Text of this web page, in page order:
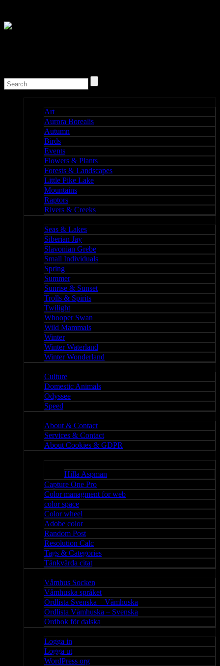
Art
Aurora Borealis
Autumn
Birds
Events
Flowers & Plants
Forests & Landscapes
Little Pike Lake
Mountains
Raptors
Rivers & Creeks
Seas & Lakes
Siberian Jay
Slavonian Grebe
Small Individuals
Spring
Summer
Sunrise & Sunset
Trolls & Spirits
Twilight
Whooper Swan
Wild Mammals
Winter
Winter Waterland
Winter Wonderland
Culture
Domestic Animals
Odyssee
Speed
About & Contact
Services & Contact
About Cookies & GDPR
Hilla Aspman
Capture One Pro
Color managment for web
color space
Color wheel
Adobe color
Random Post
Resolution Calc
Tags & Categories
Tänkvärda citat
Våmhus Socken
Våmhuska språket
Ordlista Svenska – Våmhuska
Ordlista Våmhuska – Svenska
Ordbok för dalska
Logga in
Logga ut
WordPress org